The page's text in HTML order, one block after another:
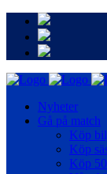
Nyheter
Gå på match
Köp
Köp
Köp